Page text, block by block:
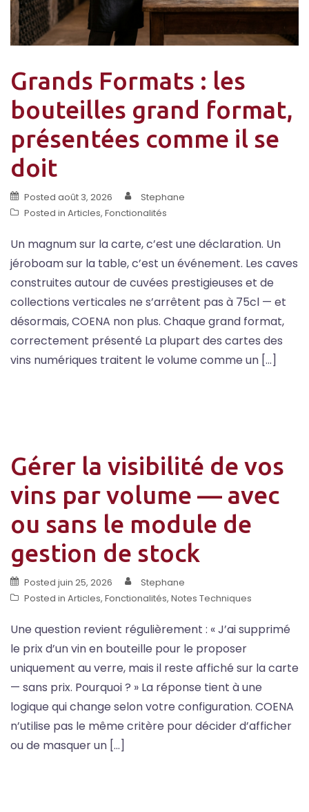
Grands Formats : les
bouteilles grand format,
présentées comme il se
doit
Posted août 3, 2026
Stephane
Posted in Articles, Fonctionalités
Un magnum sur la carte, c’est une déclaration. Un
jéroboam sur la table, c’est un événement. Les caves
construites autour de cuvées prestigieuses et de
collections verticales ne s’arrêtent pas à 75cl — et
désormais, COENA non plus. Chaque grand format,
correctement présenté La plupart des cartes des
vins numériques traitent le volume comme un […]
Gérer la visibilité de vos
vins par volume — avec
ou sans le module de
gestion de stock
Posted juin 25, 2026
Stephane
Posted in Articles, Fonctionalités, Notes Techniques
Une question revient régulièrement : « J’ai supprimé
le prix d’un vin en bouteille pour le proposer
uniquement au verre, mais il reste affiché sur la carte
— sans prix. Pourquoi ? » La réponse tient à une
logique qui change selon votre configuration. COENA
n’utilise pas le même critère pour décider d’afficher
ou de masquer un […]